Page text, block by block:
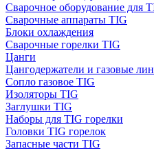
Сварочное оборудование для
Сварочные аппараты TIG
Блоки охлаждения
Сварочные горелки TIG
Цанги
Цангодержатели и газовые
Сопло газовое TIG
Изоляторы TIG
Заглушки TIG
Наборы для TIG горелки
Головки TIG горелок
Запасные части TIG